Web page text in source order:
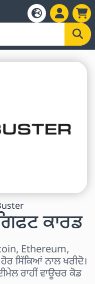
ਕਾਰਡ
Ethereum,
ਸਿੱਕਿਆਂ ਨਾਲ ਖਰੀਦੋ।
ਰਾਹੀਂ ਵਾਊਚਰ ਕੋਡ